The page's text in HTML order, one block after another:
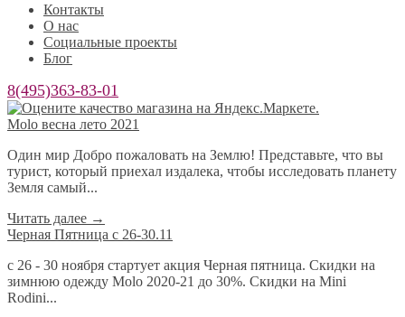
Контакты
О нас
Социальные проекты
Блог
8(495)363-83-01
Molo весна лето 2021
Один мир Добро пожаловать на Землю! Представьте, что вы
турист, который приехал издалека, чтобы исследовать планету
Земля самый...
Читать далее →
Черная Пятница с 26-30.11
с 26 - 30 ноября стартует акция Черная пятница. Скидки на
зимнюю одежду Molo 2020-21 до 30%. Скидки на Mini
Rodini...